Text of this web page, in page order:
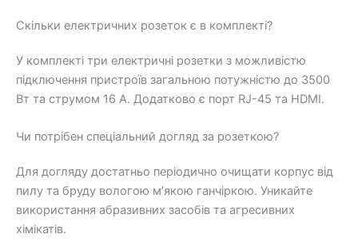
Скільки електричних розеток є в комплекті?
У комплекті три електричні розетки з можливістю
підключення пристроїв загальною потужністю до 3500
Вт та струмом 16 А. Додатково є порт RJ-45 та HDMI.
Чи потрібен спеціальний догляд за розеткою?
Для догляду достатньо періодично очищати корпус від
пилу та бруду вологою м’якою ганчіркою. Уникайте
використання абразивних засобів та агресивних
хімікатів.